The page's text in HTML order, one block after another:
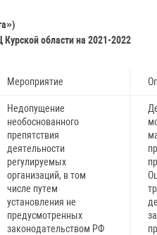
области на 2021-2022
Мероприятие
Недопущение
необоснованного
препятствия
деятельности
регулируемых
организаций, в том
числе путем
установления не
предусмотренных
законодательством РФ